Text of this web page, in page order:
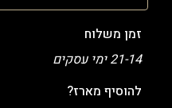
זמן משלוח
21-14 ימי עסקים
להוסיף מארז?